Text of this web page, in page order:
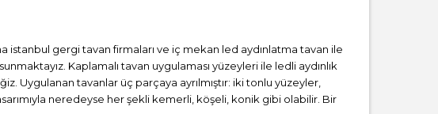
istanbul gergi tavan firmaları ve iç mekan led aydınlatma tavan ile
Kaplamalı tavan uygulaması yüzeyleri ile ledli aydınlık
Uygulanan tavanlar üç parçaya ayrılmıştır: iki tonlu yüzeyler,
neredeyse her şekli kemerli, köşeli, konik gibi olabilir. Bir